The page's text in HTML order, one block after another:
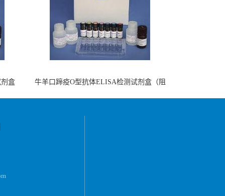
盒
牛羊口蹄疫O型抗体ELISA检测试剂盒（阻